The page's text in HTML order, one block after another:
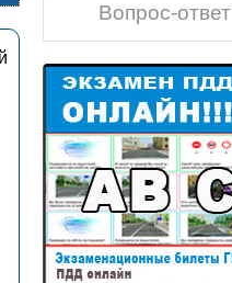
Вопрос-ответ